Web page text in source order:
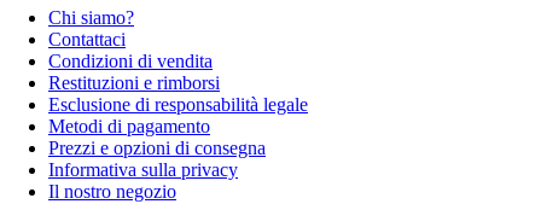
Chi siamo?
Contattaci
Condizioni di vendita
Restituzioni e rimborsi
Esclusione di responsabilità legale
Metodi di pagamento
Prezzi e opzioni di consegna
Informativa sulla privacy
Il nostro negozio